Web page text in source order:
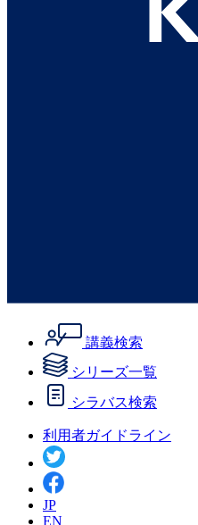
講義検索
シリーズ一覧
シラバス検索
利用者ガイドライン
JP
EN